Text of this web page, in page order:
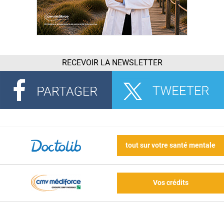
RECEVOIR LA NEWSLETTER
tout sur votre santé mentale
Vos crédits